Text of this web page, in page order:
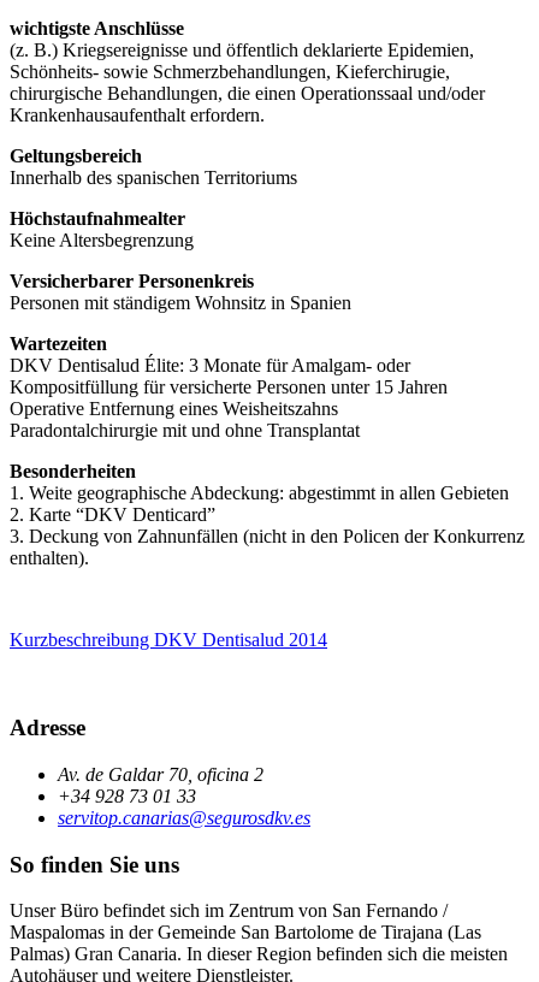
wichtigste Anschlüsse
(z. B.) Kriegsereignisse und öffentlich deklarierte Epidemien,
Schönheits- sowie Schmerzbehandlungen, Kieferchirugie,
chirurgische Behandlungen, die einen Operationssaal und/oder
Krankenhausaufenthalt erfordern.
Geltungsbereich
Innerhalb des spanischen Territoriums
Höchstaufnahmealter
Keine Altersbegrenzung
Versicherbarer Personenkreis
Personen mit ständigem Wohnsitz in Spanien
Wartezeiten
DKV Dentisalud Élite: 3 Monate für Amalgam- oder
Kompositfüllung für versicherte Personen unter 15 Jahren
Operative Entfernung eines Weisheitszahns
Paradontalchirurgie mit und ohne Transplantat
Besonderheiten
1. Weite geographische Abdeckung: abgestimmt in allen Gebieten
2. Karte “DKV Denticard”
3. Deckung von Zahnunfällen (nicht in den Policen der Konkurrenz
enthalten).
Kurzbeschreibung DKV Dentisalud 2014
Adresse
Av. de Galdar 70, oficina 2
+34 928 73 01 33
servitop.canarias@segurosdkv.es
So finden Sie uns
Unser Büro befindet sich im Zentrum von San Fernando /
Maspalomas in der Gemeinde San Bartolome de Tirajana (Las
Palmas) Gran Canaria. In dieser Region befinden sich die meisten
Autohäuser und weitere Dienstleister.